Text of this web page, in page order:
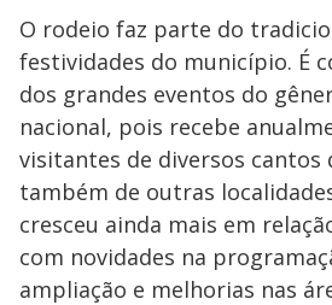
O rodeio faz parte do
festividades do município. É
dos grandes eventos do
nacional, pois recebe
visitantes de diversos cantos
também de outras
cresceu ainda mais em
com novidades na
ampliação e melhorias nas